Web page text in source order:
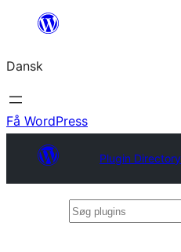
Spring
indhold
Dansk
Få WordPress
Plugin Directory
Søg